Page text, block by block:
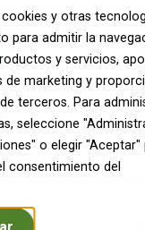
y otras
para admitir la
y servicios,
de marketing y
terceros. Para
seleccione
o elegir "Aceptar"
consentimiento del
Risk And
Inglaterra